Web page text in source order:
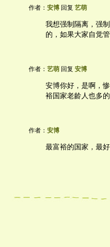
作者： 安博 回复 艺萌
我想强制隔离，强
的，如果大家自觉
作者： 艺萌 回复 安博
安博你好，是啊，
裕国家老龄人也多的
作者： 安博
最富裕的国家，最